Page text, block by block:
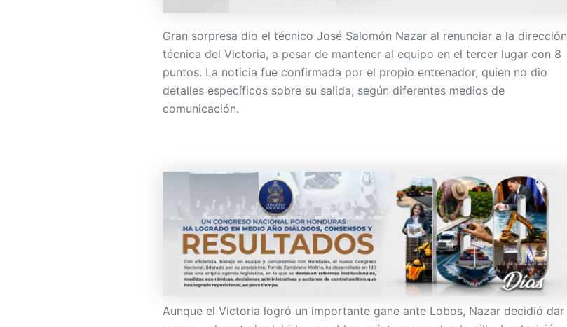
Gran sorpresa dio el técnico José Salomón Nazar al renunciar a la dirección
técnica del Victoria, a pesar de mantener al equipo en el tercer lugar con 8
puntos. La noticia fue confirmada por el propio entrenador, quien no dio
detalles específicos sobre su salida, según diferentes medios de
comunicación.
Aunque el Victoria logró un importante gane ante Lobos, Nazar decidió dar